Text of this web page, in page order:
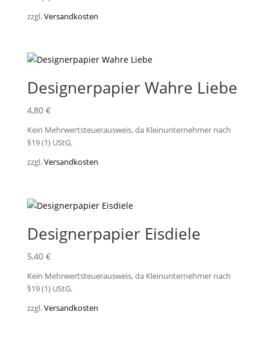
zzgl.Versandkosten
Designerpapier Wahre Liebe
4,80 €
Kein Mehrwertsteuerausweis, da Kleinunternehmer nach
§19 (1) UStG.
zzgl.Versandkosten
Designerpapier Eisdiele
5,40 €
Kein Mehrwertsteuerausweis, da Kleinunternehmer nach
§19 (1) UStG.
zzgl.Versandkosten